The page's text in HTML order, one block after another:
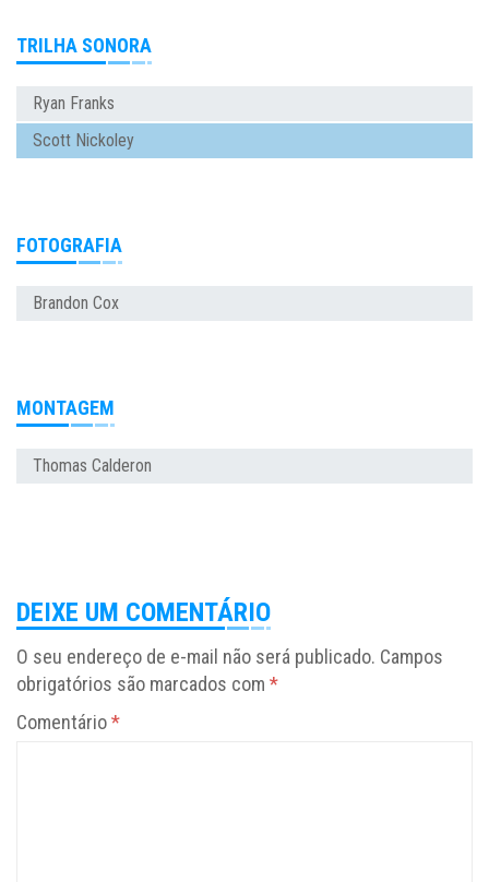
TRILHA SONORA
Ryan Franks
Scott Nickoley
FOTOGRAFIA
Brandon Cox
MONTAGEM
Thomas Calderon
DEIXE UM COMENTÁRIO
O seu endereço de e-mail não será publicado. Campos
obrigatórios são marcados com *
Comentário*